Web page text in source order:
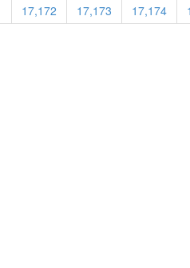
17,172 17,173 17,174